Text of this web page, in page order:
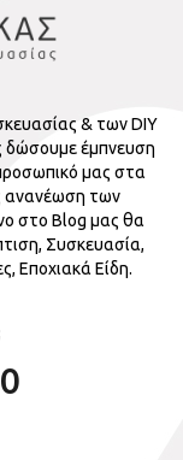
& των DIY
δώσουμε έμπνευση
μας στα
ανανέωση των
στο Blog μας θα
Συσκευασία,
Εποχιακά Είδη.